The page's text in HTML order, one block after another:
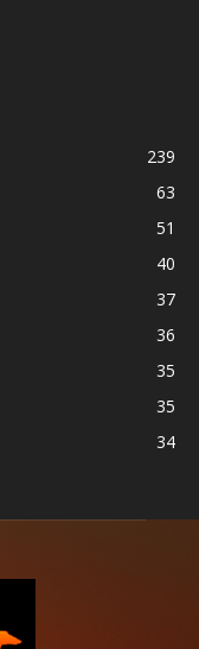
239
63
51
40
37
36
35
35
34